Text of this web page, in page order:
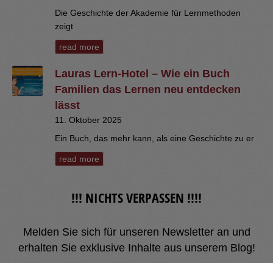
Die Geschichte der Akademie für Lernmethoden
zeigt
read more
Lauras Lern-Hotel – Wie ein Buch
Familien das Lernen neu entdecken
lässt
11. Oktober 2025
Ein Buch, das mehr kann, als eine Geschichte zu er
read more
!!! NICHTS VERPASSEN !!!!
Melden Sie sich für unseren Newsletter an und
erhalten Sie exklusive Inhalte aus unserem Blog!